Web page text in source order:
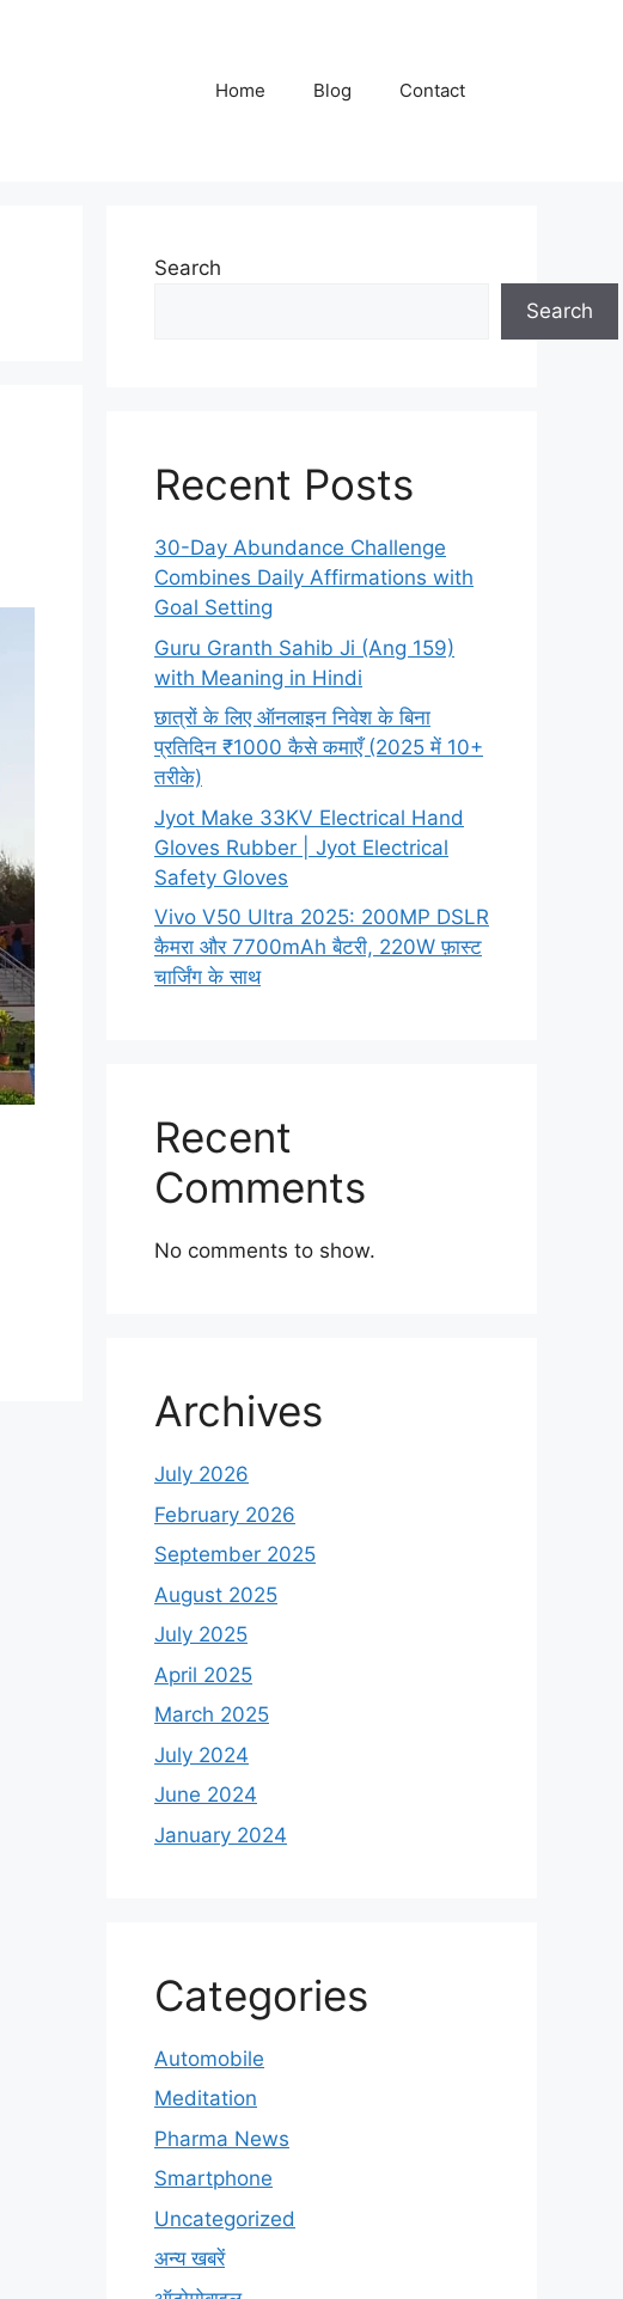
Home Blog Contact
Search
Search
Recent Posts
30-Day Abundance Challenge
Combines Daily Affirmations with
Goal Setting
Guru Granth Sahib Ji (Ang 159)
with Meaning in Hindi
छात्रों के लिए ऑनलाइन निवेश के बिना
प्रतिदिन ₹1000 कैसे कमाएँ (2025 में 10+
तरीके)
Jyot Make 33KV Electrical Hand
Gloves Rubber | Jyot Electrical
Safety Gloves
Vivo V50 Ultra 2025: 200MP DSLR
कैमरा और 7700mAh बैटरी, 220W फ़ास्ट
चार्जिंग के साथ
Recent
Comments
No comments to show.
Archives
July 2026
February 2026
September 2025
August 2025
July 2025
April 2025
March 2025
July 2024
June 2024
January 2024
Categories
Automobile
Meditation
Pharma News
Smartphone
Uncategorized
अन्य खबरें